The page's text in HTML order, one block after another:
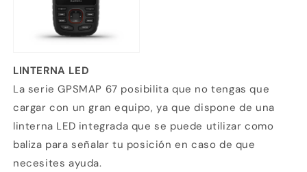
LINTERNA LED
La serie GPSMAP 67 posibilita que no tengas que
cargar con un gran equipo, ya que dispone de una
linterna LED integrada que se puede utilizar como
baliza para señalar tu posición en caso de que
necesites ayuda.